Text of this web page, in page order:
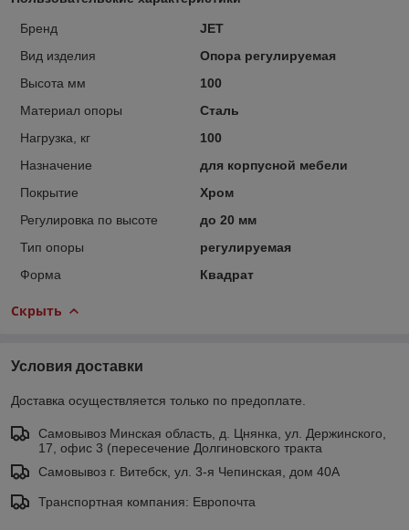
Бренд
JET
Вид изделия
Опора регулируемая
Высота мм
100
Материал опоры
Сталь
Нагрузка, кг
100
Назначение
для корпусной мебели
Покрытие
Хром
Регулировка по высоте
до 20 мм
Тип опоры
регулируемая
Форма
Квадрат
Скрыть
Условия доставки
Доставка осуществляется только по предоплате.
Самовывоз Минская область, д. Цнянка, ул. Держинского,
17, офис 3 (пересечение Долгиновского тракта
Самовывоз г. Витебск, ул. 3-я Чепинская, дом 40А
Транспортная компания: Европочта